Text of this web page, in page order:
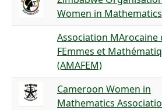
Women in Mathematics
Association MArocaine
FEmmes et
(AMAFEM)
Cameroon Women in
Mathematics